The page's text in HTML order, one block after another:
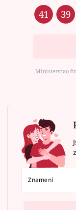
41 39
Ministerstvo